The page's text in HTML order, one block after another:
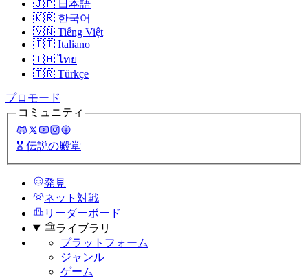
🇯🇵 日本語
🇰🇷 한국어
🇻🇳 Tiếng Việt
🇮🇹 Italiano
🇹🇭 ไทย
🇹🇷 Türkçe
プロモード
コミュニティ
🎖️ 伝説の殿堂
発見
ネット対戦
リーダーボード
ライブラリ
プラットフォーム
ジャンル
ゲーム